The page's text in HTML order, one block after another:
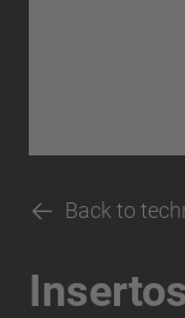
Back to